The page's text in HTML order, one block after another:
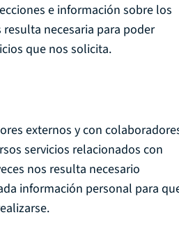
e información sobre los
resulta necesaria para poder
que nos solicita.
externos y con
servicios relacionados con
nos resulta necesario
información personal para